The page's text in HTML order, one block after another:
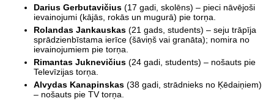
Darius Gerbutavičius (17 gadi, skolēns) – pieci nāvējoši
ievainojumi (kājās, rokās un mugurā) pie torņa.
Rolandas Jankauskas (21 gads, students) – seju trāpīja
sprādzienbīstama ierīce (šāviņš vai granāta); nomira no
ievainojumiem pie torņa.
Rimantas Juknevičius (24 gadi, students) – nošauts pie
Televīzijas torņa.
Alvydas Kanapinskas (38 gadi, strādnieks no Ķēdaiņiem)
– nošauts pie TV torņa.